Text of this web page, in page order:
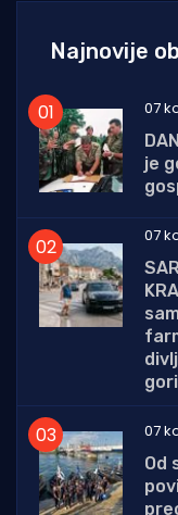
Najnovije
07
je
07
07
Od